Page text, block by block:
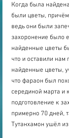
Когда была
были цветы,
ведь они были
захоронение было
найденные цветы
что и оставили нам
найденные цветы,
что фараон был
серединой марта и
подготовление к
примерно 70 дней,
Тутанхамон ушёл